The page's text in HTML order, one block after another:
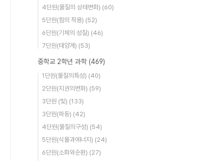
4단원(물질의 상태변화) (60)
5단원(힘의 작용) (52)
6단원(기체의 성질) (46)
7단원(태양계) (53)
중학교 2학년 과학 (469)
1단원(물질의특성) (40)
2단원(지권의변화) (59)
3단원 (빛) (133)
3단원(파동) (42)
4단원(물질의구성) (54)
5단원(식물과에너지) (24)
6단원(소화와순환) (27)